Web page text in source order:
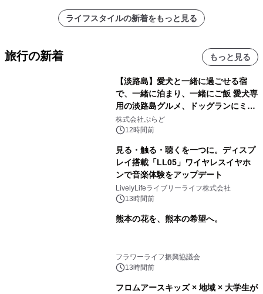
ライフスタイルの新着をもっと見る
旅行の新着 もっと見る
【淡路島】愛犬と一緒に過ごせる宿
で、一緒に泊まり、一緒にご飯 愛犬専
用の淡路島グルメ、ドッグランにミニ
プール グランピングとトレーラーハウ
スの2施設で
株式会社ぷらど
12時間前
見る・触る・聴くを一つに。ディスプ
レイ搭載「LL05」ワイヤレスイヤホ
ンで音楽体験をアップデート
LivelyLifeライブリーライフ株式会社
13時間前
熊本の花を、熊本の希望へ。
フラワーライフ振興協議会
13時間前
フロムアースキッズ × 地域 × 大学生が